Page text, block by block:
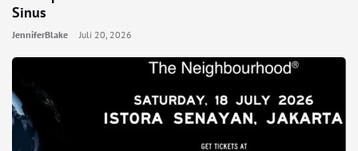
Sinus
JenniferBlake Juli 20, 2026